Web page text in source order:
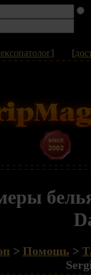
] [
> Помощь >